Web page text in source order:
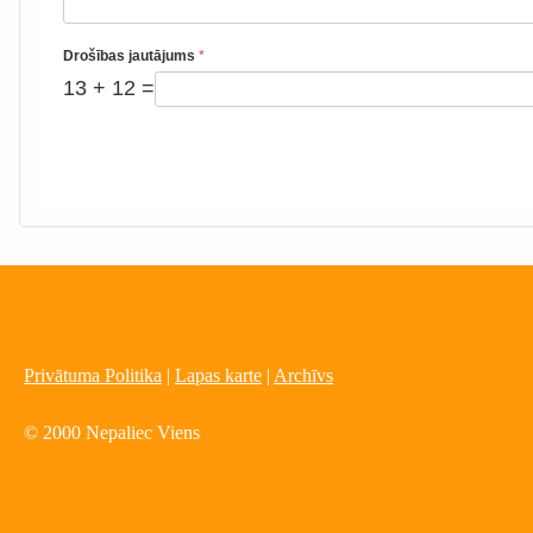
Drošības jautājums *
13 + 12 =
Privātuma Politika | Lapas karte | Archīvs
© 2000 Nepaliec Viens